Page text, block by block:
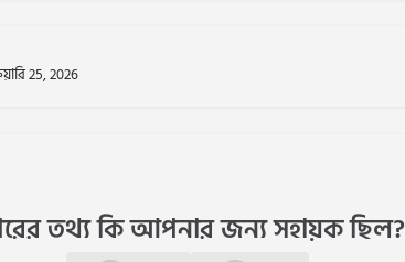
25, 2026
তথ্য কি আপনার জন্য সহায়ক ছিল?